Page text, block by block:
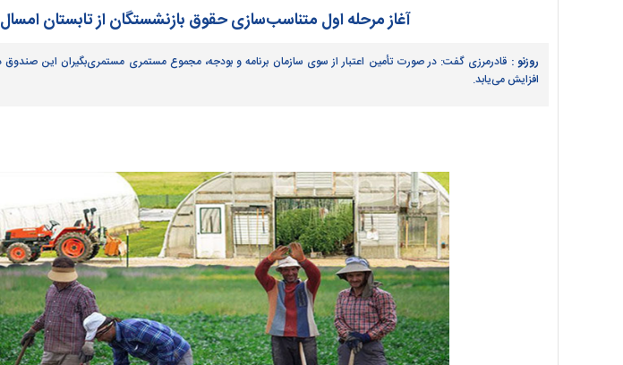
آغاز مرحله اول متناسب‌سازی حقوق بازنشستگان از تابستان امسال
روزنو :
افزایش می‌یابد.